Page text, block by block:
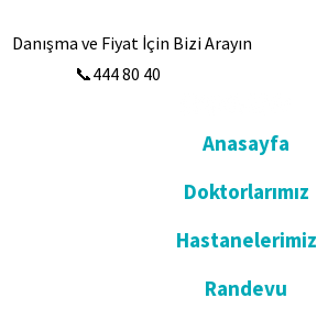
Danışma ve Fiyat İçin Bizi Arayın
📞444 80 40
Anasayfa
Doktorlarımız
Hastanelerimiz
Randevu